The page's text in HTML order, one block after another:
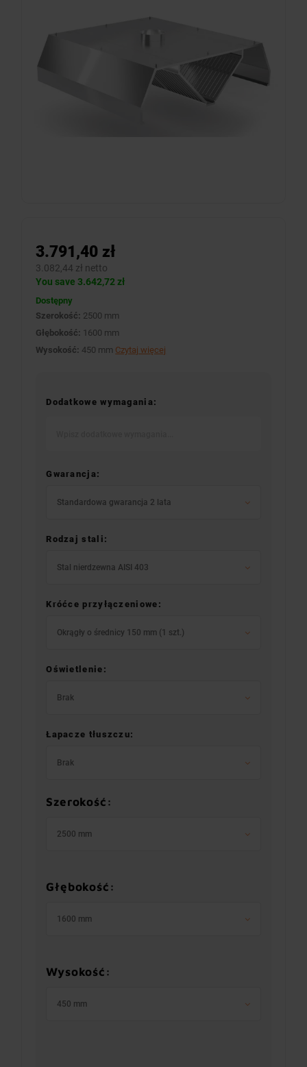
3.791,40 zł
3.082,44 zł netto
You save 3.642,72 zł
Dostępny
Szerokość: 2500 mm
Głębokość: 1600 mm
Wysokość: 450 mm Czytaj więcej
Dodatkowe wymagania:
Gwarancja:
Standardowa gwarancja 2 lata
Rodzaj stali:
Stal nierdzewna AISI 403
Króćce przyłączeniowe:
Okrągły o średnicy 150 mm (1 szt.)
Oświetlenie:
Brak
Łapacze tłuszczu:
Brak
Szerokość:
2500 mm
Głębokość:
1600 mm
Wysokość:
450 mm